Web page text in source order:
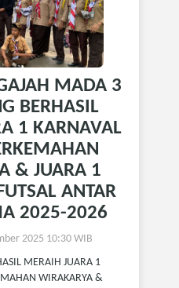
MADA 3
BERHASIL
1 KARNAVAL
& JUARA 1
ANTAR
2025-2026
2025 10:30 WIB
MERAIH JUARA 1
WIRAKARYA &